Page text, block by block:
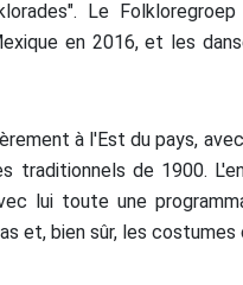
Le
en 2016, et les
à l'Est du pays,
traditionnels de 1900.
lui toute une
et, bien sûr, les costumes